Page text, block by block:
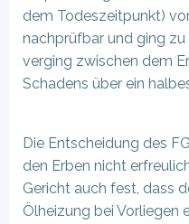
dem Todeszeitpunkt)
nachprüfbar und ging
verging zwischen dem
Schadens über ein
Die Entscheidung des
den Erben nicht
Gericht auch fest, dass
Ölheizung bei Vorliegen